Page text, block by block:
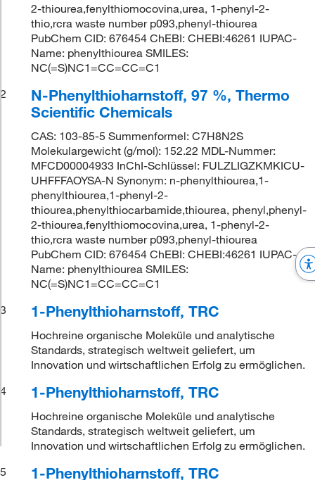
2-thiourea,fenylthiomocovina,urea, 1-phenyl-2-
thio,rcra waste number p093,phenyl-thiourea
PubChem CID: 676454 ChEBI: CHEBI:46261 IUPAC-
Name: phenylthiourea SMILES:
NC(=S)NC1=CC=CC=C1
2
N-Phenylthioharnstoff, 97 %, Thermo
Scientific Chemicals
CAS: 103-85-5 Summenformel: C7H8N2S
Molekulargewicht (g/mol): 152.22 MDL-Nummer:
MFCD00004933 InChI-Schlüssel: FULZLIGZKMKICU-
UHFFFAOYSA-N Synonym: n-phenylthiourea,1-
phenylthiourea,1-phenyl-2-
thiourea,phenylthiocarbamide,thiourea, phenyl,phenyl-
2-thiourea,fenylthiomocovina,urea, 1-phenyl-2-
thio,rcra waste number p093,phenyl-thiourea
PubChem CID: 676454 ChEBI: CHEBI:46261 IUPAC-
Name: phenylthiourea SMILES:
NC(=S)NC1=CC=CC=C1
3
1-Phenylthioharnstoff, TRC
Hochreine organische Moleküle und analytische
Standards, strategisch weltweit geliefert, um
Innovation und wirtschaftlichen Erfolg zu ermöglichen.
4
1-Phenylthioharnstoff, TRC
Hochreine organische Moleküle und analytische
Standards, strategisch weltweit geliefert, um
Innovation und wirtschaftlichen Erfolg zu ermöglichen.
5
1-Phenylthioharnstoff, TRC